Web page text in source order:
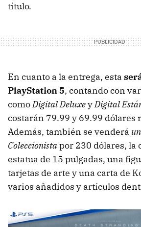
título.
En cuanto a la entrega, esta
PlayStation 5, contando con
comoDigital DeluxeyDigital
costarán 79.99 y 69.99 dólares
Además, también se venderá
Coleccionistapor 230 dólares, la
estatua de 15 pulgadas, una
tarjetas de arte y una carta de
varios añadidos y artículos